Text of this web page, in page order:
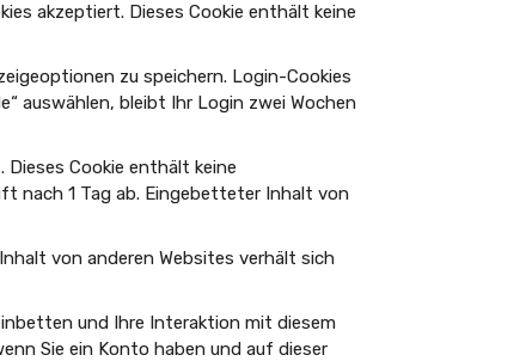
akzeptiert. Dieses Cookie enthält keine
zu speichern. Login-Cookies
auswählen, bleibt Ihr Login zwei Wochen
Cookie enthält keine
nach 1 Tag ab. Eingebetteter Inhalt von
von anderen Websites verhält sich
und Ihre Interaktion mit diesem
Sie ein Konto haben und auf dieser